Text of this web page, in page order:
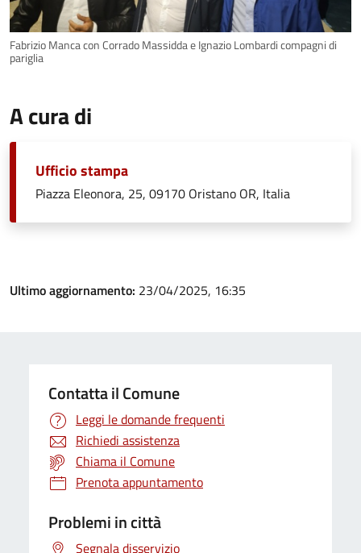
Fabrizio Manca con Corrado Massidda e Ignazio Lombardi compagni di
pariglia
A cura di
Ufficio stampa
Piazza Eleonora, 25, 09170 Oristano OR, Italia
Ultimo aggiornamento: 23/04/2025, 16:35
Contatta il Comune
Leggi le domande frequenti
Richiedi assistenza
Chiama il Comune
Prenota appuntamento
Problemi in città
Segnala disservizio